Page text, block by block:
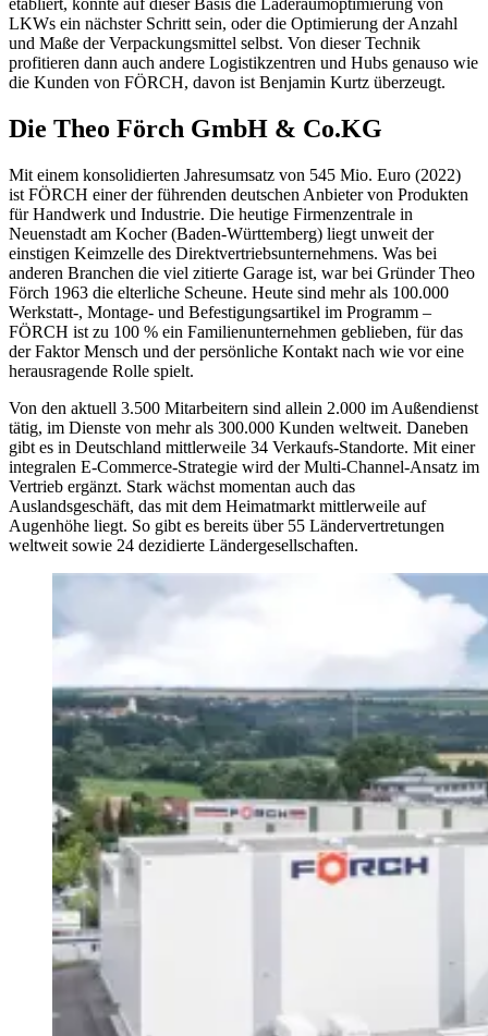
etabliert, könnte auf dieser Basis die Laderaumoptimierung von
LKWs ein nächster Schritt sein, oder die Optimierung der Anzahl
und Maße der Verpackungsmittel selbst. Von dieser Technik
profitieren dann auch andere Logistikzentren und Hubs genauso wie
die Kunden von FÖRCH, davon ist Benjamin Kurtz überzeugt.
Die Theo Förch GmbH & Co.KG
Mit einem konsolidierten Jahresumsatz von 545 Mio. Euro (2022)
ist FÖRCH einer der führenden deutschen Anbieter von Produkten
für Handwerk und Industrie. Die heutige Firmenzentrale in
Neuenstadt am Kocher (Baden-Württemberg) liegt unweit der
einstigen Keimzelle des Direktvertriebsunternehmens. Was bei
anderen Branchen die viel zitierte Garage ist, war bei Gründer Theo
Förch 1963 die elterliche Scheune. Heute sind mehr als 100.000
Werkstatt-, Montage- und Befestigungsartikel im Programm –
FÖRCH ist zu 100 % ein Familienunternehmen geblieben, für das
der Faktor Mensch und der persönliche Kontakt nach wie vor eine
herausragende Rolle spielt.
Von den aktuell 3.500 Mitarbeitern sind allein 2.000 im Außendienst
tätig, im Dienste von mehr als 300.000 Kunden weltweit. Daneben
gibt es in Deutschland mittlerweile 34 Verkaufs-Standorte. Mit einer
integralen E-Commerce-Strategie wird der Multi-Channel-Ansatz im
Vertrieb ergänzt. Stark wächst momentan auch das
Auslandsgeschäft, das mit dem Heimatmarkt mittlerweile auf
Augenhöhe liegt. So gibt es bereits über 55 Ländervertretungen
weltweit sowie 24 dezidierte Ländergesellschaften.